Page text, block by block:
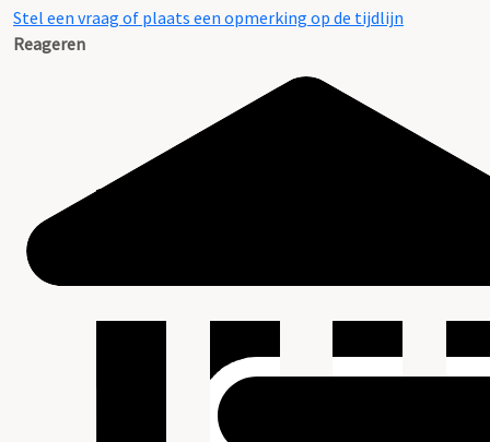
Stel een vraag of plaats een opmerking op de tijdlijn
Reageren